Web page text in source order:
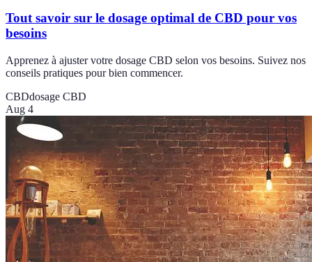
Tout savoir sur le dosage optimal de CBD pour vos
besoins
Apprenez à ajuster votre dosage CBD selon vos besoins. Suivez nos
conseils pratiques pour bien commencer.
CBDdosage CBD
Aug 4